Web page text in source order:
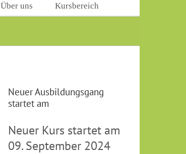
Über uns Kursbereich
Neuer Ausbildungsgang
startet am
Neuer Kurs startet am
09. September 2024